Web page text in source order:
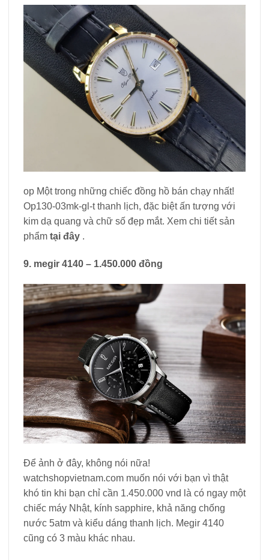
op Một trong những chiếc đồng hồ bán chạy nhất!
Op130-03mk-gl-t thanh lịch, đặc biệt ấn tượng với
kim dạ quang và chữ số đẹp mắt. Xem chi tiết sản
phẩm tại đây .
9. megir 4140 – 1.450.000 đồng
Để ảnh ở đây, không nói nữa!
watchshopvietnam.com muốn nói với bạn vì thật
khó tin khi bạn chỉ cần 1.450.000 vnd là có ngay một
chiếc máy Nhật, kính sapphire, khả năng chống
nước 5atm và kiểu dáng thanh lịch. Megir 4140
cũng có 3 màu khác nhau.